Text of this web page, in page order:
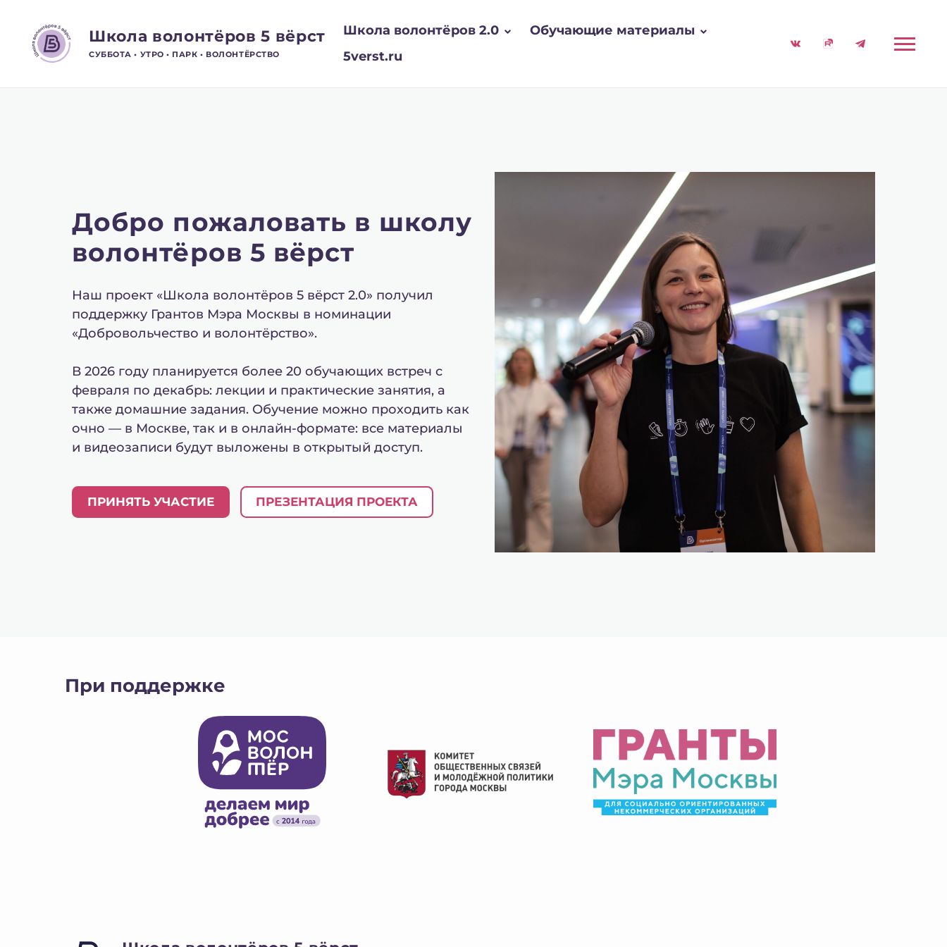
Школа волонтёров 5 вёрст
СУББОТА • УТРО • ПАРК • ВОЛОНТЁРСТВО
Школа волонтёров 2.0
Обучающие материалы
5verst.ru
Добро пожаловать в школу
волонтёров 5 вёрст
Наш проект «Школа волонтёров 5 вёрст 2.0» получил
поддержку Грантов Мэра Москвы в номинации
«Добровольчество и волонтёрство».
В 2026 году планируется более 20 обучающих встреч с
февраля по декабрь: лекции и практические занятия, а
также домашние задания. Обучение можно проходить как
очно — в Москве, так и в онлайн-формате: все материалы
и видеозаписи будут выложены в открытый доступ.
ПРИНЯТЬ УЧАСТИЕ ПРЕЗЕНТАЦИЯ ПРОЕКТА
При поддержке